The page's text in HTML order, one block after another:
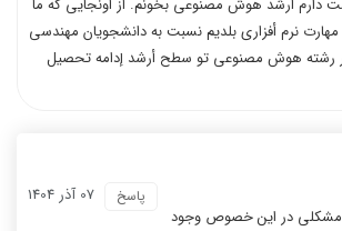
دارم أرشد هوش مصنوعی بخونم. أز ٱونجایی که ما
مهارت نرم أفزاری بلدیم نسبت به دانشجویان مهندسی
در رشته هوش مصنوعی تو سطح أرشد إدامه تحصیل
07 آذر 1404 پاسخ
مشکلی در این خصوص وجود